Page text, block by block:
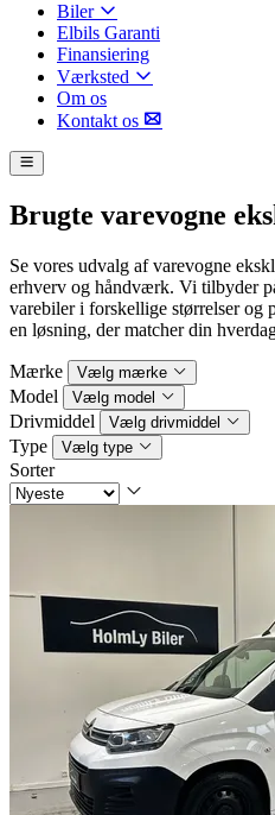
Biler
Elbils Garanti
Finansiering
Værksted
Om os
Kontakt os
Brugte varevogne
Se vores udvalg af varevogne
erhverv og håndværk. Vi tilbyder
varebiler i forskellige størrelser og
en løsning, der matcher din
Mærke Vælg mærke
Model Vælg model
Drivmiddel Vælg drivmiddel
Type Vælg type
Sorter